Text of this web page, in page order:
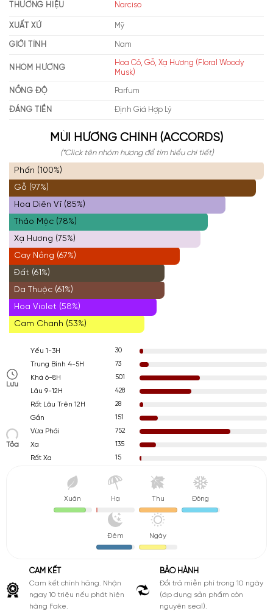
THƯƠNG HIỆU Narciso
XUẤT XỨ Mỹ
GIỚI TÍNH Nam
NHÓM HƯƠNG
Hoa Cỏ, Gỗ, Xạ Hương (Floral Woody
Musk)
NỒNG ĐỘ Parfum
ĐÁNG TIỀN Định Giá Hợp Lý
MÙI HƯƠNG CHÍNH (ACCORDS)
(*Click tên nhóm hương để tìm hiểu chi tiết)
Phấn (100%)
Gỗ (97%)
Hoa Diên Vĩ (85%)
Thảo Mộc (78%)
Xạ Hương (75%)
Cay Nồng (67%)
Đất (61%)
Da Thuộc (61%)
Hoa Violet (58%)
Cam Chanh (53%)
Lưu
Yếu 1-3H
30
Trung Bình 4-5H
73
Khá 6-8H
501
Lâu 9-12H
428
Rất Lâu Trên 12H
28
Tỏa
Gần
151
Vừa Phải
752
Xa
135
Rất Xa
15
Xuân Hạ Thu Đông
Đêm Ngày
CAM KẾT
Cam kết chính hãng. Nhận
ngay 10 triệu nếu phát hiện
hàng Fake.
BẢO HÀNH
Đổi trả miễn phí trong 10 ngày
(áp dụng sản phẩm còn
nguyên seal).